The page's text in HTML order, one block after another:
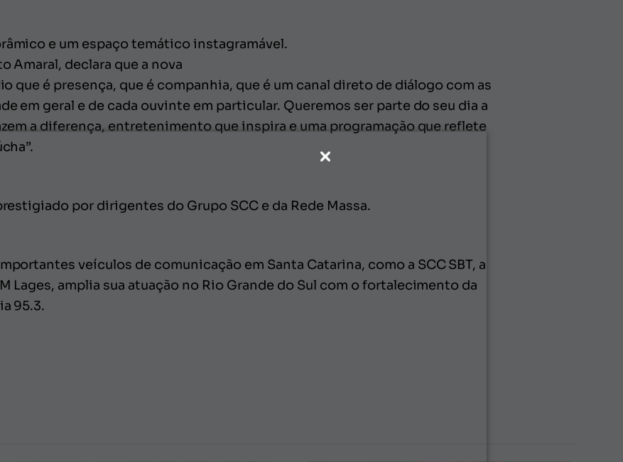
e um espaço temático instagramável.
Amaral, declara que a nova
que é presença, que é companhia, que é um canal direto de diálogo com as
em geral e de cada ouvinte em particular. Queremos ser parte do seu dia a
a diferença, entretenimento que inspira e uma programação que reflete
por dirigentes do Grupo SCC e da Rede Massa.
veículos de comunicação em Santa Catarina, como a SCC SBT, a
Lages, amplia sua atuação no Rio Grande do Sul com o fortalecimento da
95.3.